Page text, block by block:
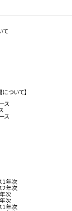
て
ついて】
ス
ス
1年次
2年次
次
次
1年次